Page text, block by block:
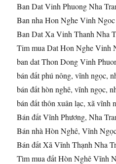
Ban Dat Vinh Phuong Nha
Ban nha Hon Nghe Vinh
Ban Dat Xa Vinh Thanh Nha
Tim mua Dat Hon Nghe Vinh
ban dat Thon Dong Vinh
bán đất phú nông, vĩnh ngọc,
bán đất hòn nghê, vĩnh ngọc,
bán đất thôn xuân lạc, xã vĩnh
Bán đất Vĩnh Phương, Nha
Bán nhà Hòn Nghê, Vĩnh
Bán đất Xã Vĩnh Thạnh Nha
Tìm mua đất Hòn Nghê Vĩnh